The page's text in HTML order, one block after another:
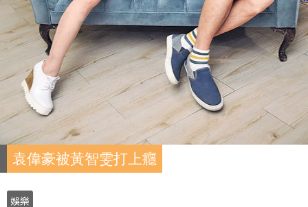
袁偉豪被黃智雯打上癮
娛樂